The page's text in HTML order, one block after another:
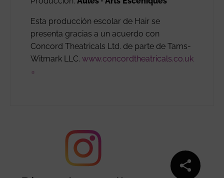
Esta producción escolar de Hair se
presenta gracias a un acuerdo con
Concord Theatricals Ltd. de parte de Tams-
Witmark LLC. www.concordtheatricals.co.uk